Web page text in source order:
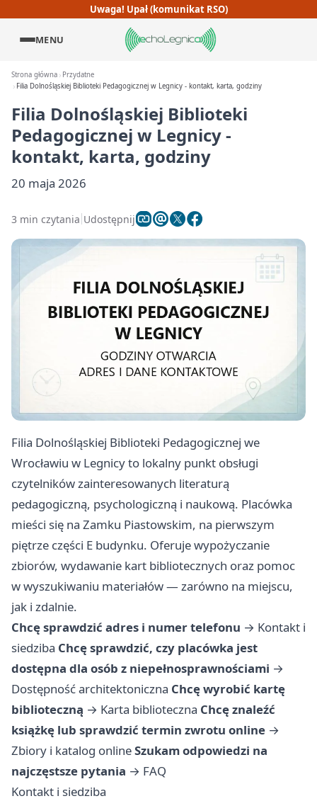
Uwaga! Upał (komunikat RSO)
MENU
Strona główna
Przydatne
Filia Dolnośląskiej Biblioteki Pedagogicznej w Legnicy - kontakt, karta, godziny
Filia Dolnośląskiej Biblioteki
Pedagogicznej w Legnicy -
kontakt, karta, godziny
20 maja 2026
3 min czytania Udostępnij
Filia Dolnośląskiej Biblioteki Pedagogicznej we
Wrocławiu w Legnicy to lokalny punkt obsługi
czytelników zainteresowanych literaturą
pedagogiczną, psychologiczną i naukową. Placówka
mieści się na Zamku Piastowskim, na pierwszym
piętrze części E budynku. Oferuje wypożyczanie
zbiorów, wydawanie kart bibliotecznych oraz pomoc
w wyszukiwaniu materiałów — zarówno na miejscu,
jak i zdalnie.
Chcę sprawdzić adres i numer telefonu → Kontakt i
siedziba Chcę sprawdzić, czy placówka jest
dostępna dla osób z niepełnosprawnościami →
Dostępność architektoniczna Chcę wyrobić kartę
biblioteczną → Karta biblioteczna Chcę znaleźć
książkę lub sprawdzić termin zwrotu online →
Zbiory i katalog onlineSzukam odpowiedzi na
najczęstsze pytania → FAQ
Kontakt i siedziba